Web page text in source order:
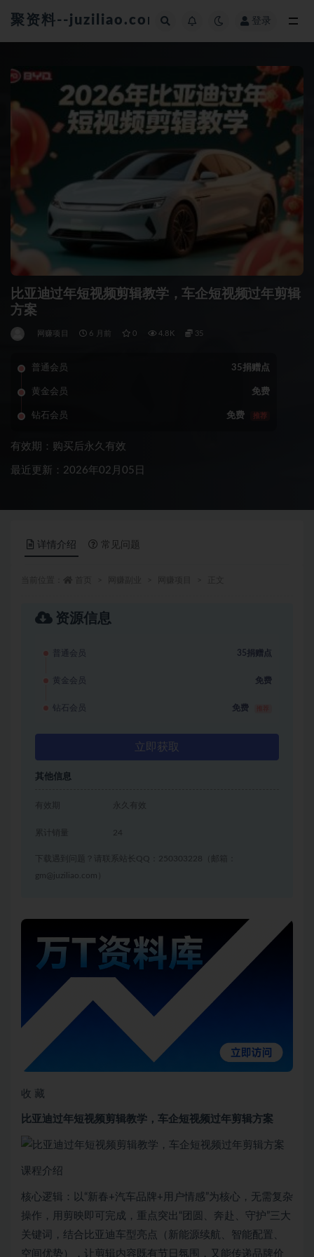
聚资料--juziliao.com--全网资料整合平台
登录
比亚迪过年短视频剪辑教学，车企短视频过年剪辑
方案
网赚项目 6 月前 0 4.8K 35
普通会员 35捐赠点
黄金会员 免费
钻石会员 免费 推荐
有效期：购买后永久有效
最近更新：2026年02月05日
详情介绍 常见问题
资源信息
普通会员 35捐赠点
黄金会员 免费
钻石会员 免费
立即获取
其他信息
有效期 永久有效
累计销量 24
下载遇到问题？请联系站长QQ：250303228（邮箱：
gm@juziliao.com）
收 藏
比亚迪过年短视频剪辑教学，车企短视频过年剪辑方案
课程介绍
核心逻辑：以“新春+汽车品牌+用户情感”为核心，无需复杂
操作，用剪映即可完成，重点突出“团圆、奔赴、守护”三大
关键词，结合比亚迪车型亮点（新能源续航、智能配置、
空间优势），让剪辑内容既有节日氛围，又能传递品牌价